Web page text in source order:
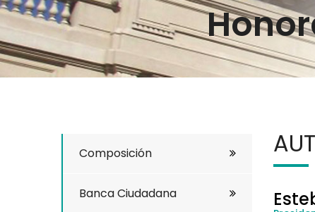
Composición
Banca Ciudadana